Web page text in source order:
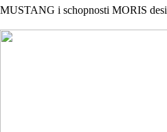
MUSTANG i schopnosti MORIS